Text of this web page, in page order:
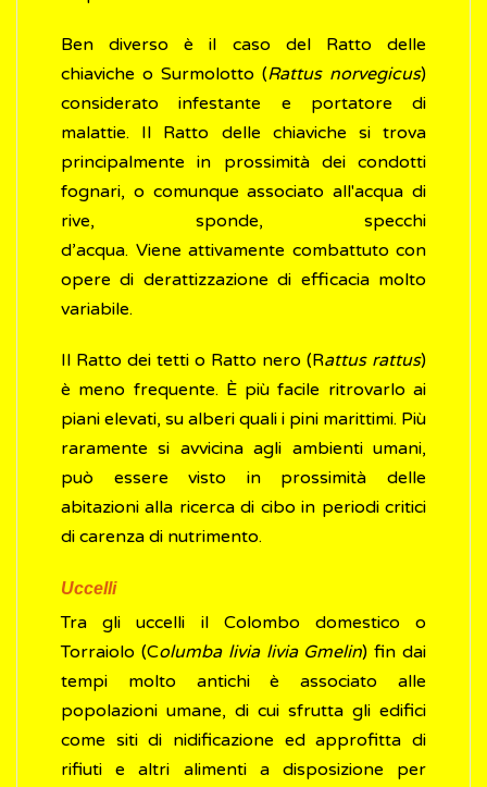
Ben diverso è il caso del Ratto delle
chiaviche o Surmolotto (Rattus norvegicus)
considerato infestante e portatore di
malattie. Il Ratto delle chiaviche si trova
principalmente in prossimità dei condotti
fognari, o comunque associato all'acqua di
rive, sponde, specchi
d’acqua. Viene attivamente combattuto con
opere di derattizzazione di efficacia molto
variabile.
Il Ratto dei tetti o Ratto nero (Rattus rattus)
è meno frequente. È più facile ritrovarlo ai
piani elevati, su alberi quali i pini marittimi. Più
raramente si avvicina agli ambienti umani,
può essere visto in prossimità delle
abitazioni alla ricerca di cibo in periodi critici
di carenza di nutrimento.
Uccelli
Tra gli uccelli
il Colombo domestico o
Torraiolo (Columba livia livia Gmelin) fin dai
tempi molto antichi è associato alle
popolazioni umane, di cui sfrutta gli edifici
come siti di nidificazione ed approfitta di
rifiuti e altri alimenti a disposizione per